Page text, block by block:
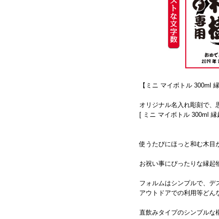
【ミニ マイボトル 300ml
オリジナル名入れ彫刻で、
[ ミニ マイボトル 300ml
使うたびにほっと和む木目
お祝い事にぴったりな縁起
フォルムはシンプルで、デ
アウトドアでの利用等どん
直飲みタイプのシンプルな